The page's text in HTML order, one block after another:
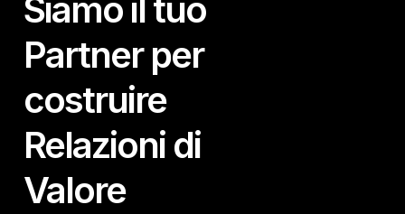
Siamo il tuo
Partner per
costruire
Relazioni di
Valore